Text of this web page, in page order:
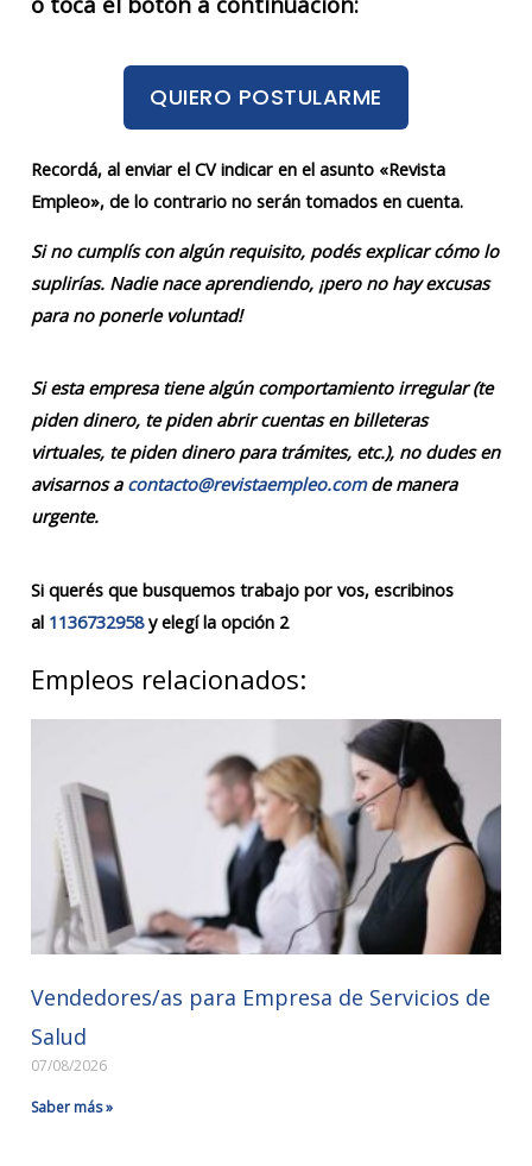
QUIERO POSTULARME
Recordá, al enviar el CV indicar en el asunto «Revista
Empleo», de lo contrario no serán tomados en cuenta.
Si no cumplís con algún requisito, podés explicar cómo lo
suplirías. Nadie nace aprendiendo, ¡pero no hay excusas
para no ponerle voluntad!
Si esta empresa tiene algún comportamiento irregular (te
piden dinero, te piden abrir cuentas en billeteras
virtuales, te piden dinero para trámites, etc.), no dudes en
avisarnos a contacto@revistaempleo.comde manera
urgente.
Si querés que busquemos trabajo por vos, escribinos
al 1136732958y elegí la opción 2
Empleos relacionados:
Vendedores/as para Empresa de Servicios de
Salud
07/08/2026
Saber más »